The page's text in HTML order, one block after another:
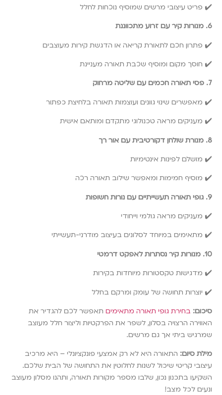
✔️ פריט עיצובי מרשים שמוסיף נוכחות לחלל
6. מנורות קיר עם זרוע מתכווננת
✔️ פתרון חכם לתאורת קריאה או הדגשת קירות מעוצבים
✔️ חוסך מקום ומוסיף שכבת תאורה מעניינת
7. פסי תאורה חכמים עם שליטה מרחוק
✔️ מאפשרים שינוי גוונים ועוצמות תאורה בלחיצת כפתור
✔️ מעניקים מראה טכנולוגי מתקדם ומותאם אישית
8. מנורת שולחן דקורטיבית עם אור רך
✔️ מושלם לפינות אינטימיות
✔️ מוסיף חמימות ומאפשר שילוב תאורה רכה
9. גופי תאורה תעשייתיים עם נורות חשופות
✔️ מעניקים מראה גולמי וייחודי
✔️ מתאימים במיוחד לסלונים בעיצוב מודרני-תעשייתי
10. מנורות קיר נסתרות לאפקט דרמטי
✔️ מדגישות טקסטורות מיוחדות בקירות
✔️ יוצרות תחושה של עומק ומרקם בחלל
סיכום: בחירת גופי תאורה מתאימים תאפשר לכם להגדיר את
האווירה הרצויה בסלון, לשפר את הפרקטיות וליצור חלל מעוצב
שמרגיש ביתי אך גם מרשים.
מילת סיום: התאורה היא לא רק אמצעי פונקציונלי – היא מרכיב
עיצובי קריטי שיכול לשנות לחלוטין את התחושה של הבית שלכם.
השקיעו בתכנון נכון, שלבו מספר מקורות תאורה, ותהנו מסלון מעוצב
ונעים לכל מצב!